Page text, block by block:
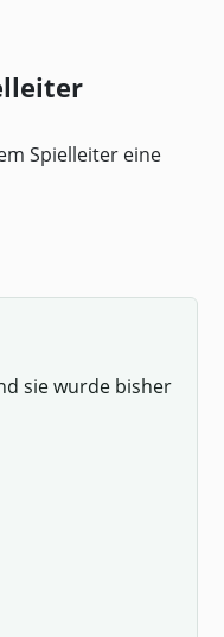
Spielleiter eine
sie wurde bisher